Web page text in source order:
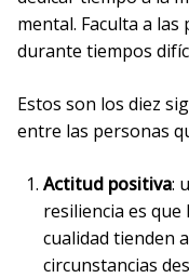
mental. Faculta a
durante tiempos
Estos son los diez
entre las personas
Actitud positiva:
resiliencia es
cualidad tienden
circunstancias